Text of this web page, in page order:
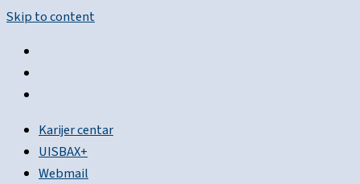
Skip to content
Karijer centar
UISBAX+
Webmail